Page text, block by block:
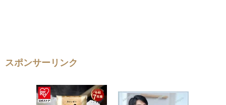
スポンサーリンク